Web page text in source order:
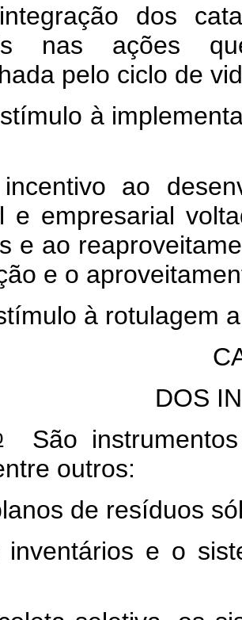
dos
nas ações
pelo ciclo de
à
ao
e empresarial
e ao
e o
à rotulagem
DOS
São instrumentos
outros:
de resíduos
e o